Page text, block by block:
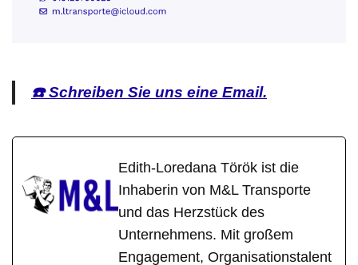
☎️ Schreiben Sie uns eine Email.
Edith-Loredana Török ist die
Inhaberin von M&L Transporte
und das Herzstück des
Unternehmens. Mit großem
Engagement, Organisationstalent